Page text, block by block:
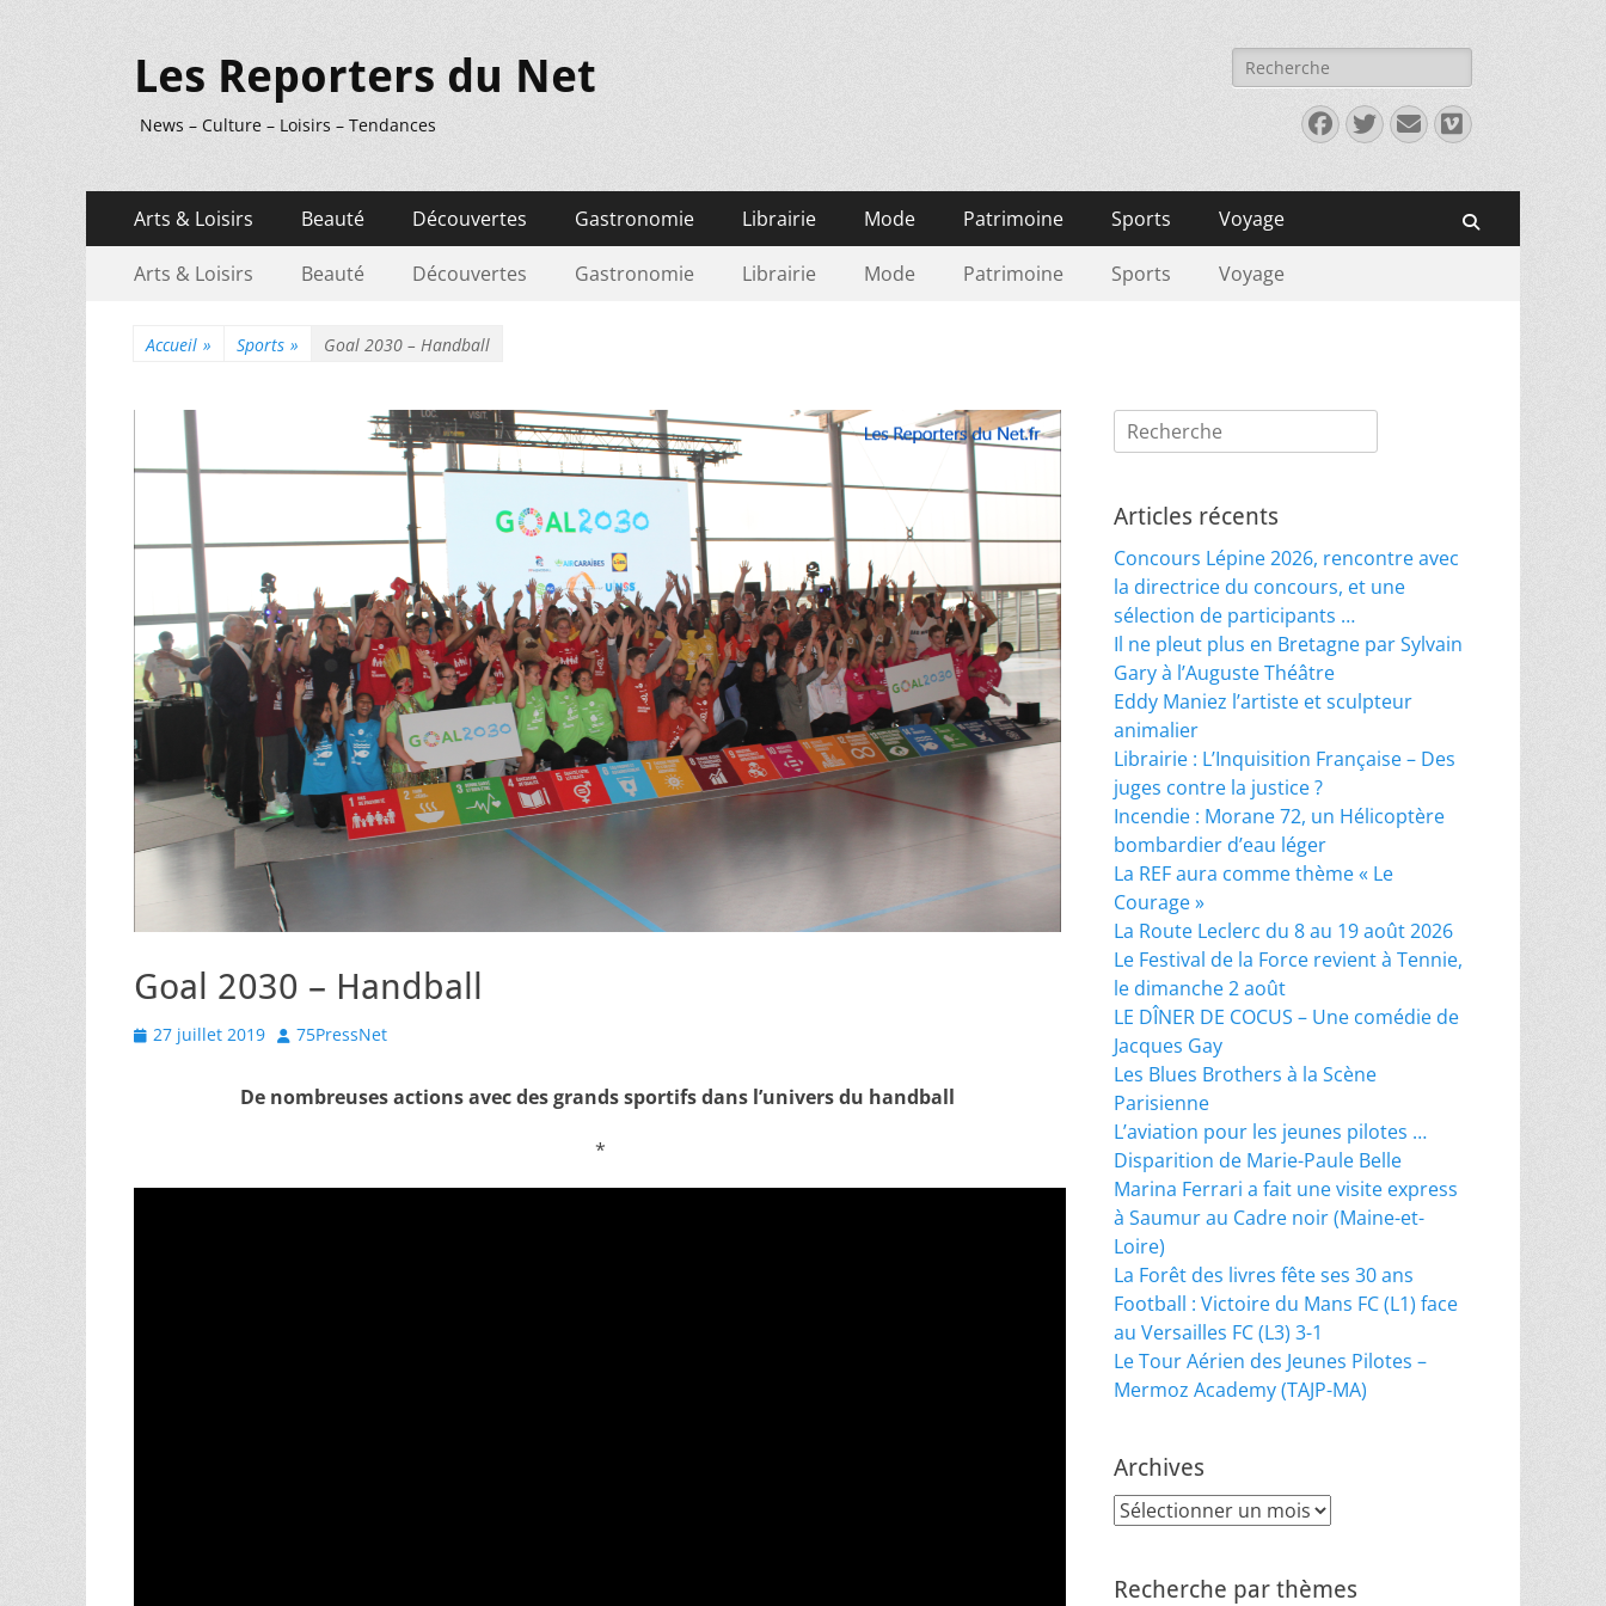
Les Reporters du Net
News – Culture – Loisirs – Tendances
Rechercher :
Facebook
Twitter
E-
mail
Vimeo
Menu
principal
contenu
Arts & Loisirs Beauté Découvertes Gastronomie Librairie Mode Patrimoine Sports Voyage
Menu
Arts & Loisirs Beauté Découvertes Gastronomie Librairie Mode Patrimoine Sports Voyage
Accueil » Sports » Goal 2030 – Handball
Goal 2030 – Handball
Posted
27 juillet 2019 Author
75PressNet
De nombreuses actions avec des grands sportifs dans l’univers du handball
*
Rechercher :
Articles récents
Concours Lépine 2026, rencontre avec
la directrice du concours, et une
sélection de participants …
Il ne pleut plus en Bretagne par Sylvain
Gary à l’Auguste Théâtre
Eddy Maniez l’artiste et sculpteur
animalier
Librairie : L’Inquisition Française – Des
juges contre la justice ?
Incendie : Morane 72, un Hélicoptère
bombardier d’eau léger
La REF aura comme thème « Le
Courage »
La Route Leclerc du 8 au 19 août 2026
Le Festival de la Force revient à Tennie,
le dimanche 2 août
LE DÎNER DE COCUS – Une comédie de
Jacques Gay
Les Blues Brothers à la Scène
Parisienne
L’aviation pour les jeunes pilotes …
Disparition de Marie-Paule Belle
Marina Ferrari a fait une visite express
à Saumur au Cadre noir (Maine-et-
Loire)
La Forêt des livres fête ses 30 ans
Football : Victoire du Mans FC (L1) face
au Versailles FC (L3) 3-1
Le Tour Aérien des Jeunes Pilotes –
Mermoz Academy (TAJP-MA)
Archives
Archives
Recherche par thèmes